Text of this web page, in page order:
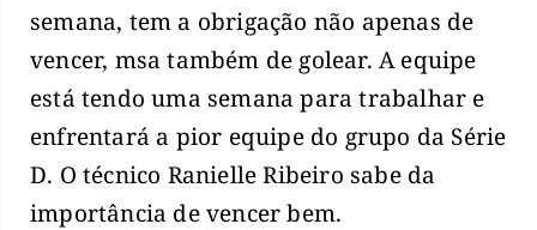
semana, tem a obrigação não apenas de
vencer, msa também de golear. A equipe
está tendo uma semana para trabalhar e
enfrentará a pior equipe do grupo da Série
D. O técnico Ranielle Ribeiro sabe da
importância de vencer bem.